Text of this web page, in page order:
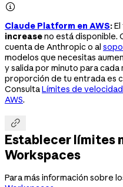

Claude Platform en AWS:
increaseno está disponible.
cuenta de Anthropic o al
modelos que necesitas
y salida por minuto para
proporción de tu entrada es
ConsultaLímites de
AWS.

Establecer límites
Workspaces
Para más información sobre